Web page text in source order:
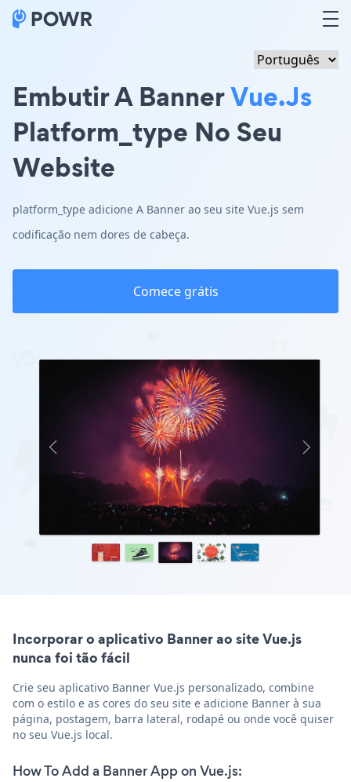
Embutir A BannerVue.js
Platform_type No Seu
Website
platform_type adicione A Banner ao seu site Vue.js sem
codificação nem dores de cabeça.
Comece grátis
Incorporar o aplicativo Banner ao site Vue.js
nunca foi tão fácil
Crie seu aplicativo Banner Vue.js personalizado, combine
com o estilo e as cores do seu site e adicione Banner à sua
página, postagem, barra lateral, rodapé ou onde você quiser
no seu Vue.js local.
How To Add a Banner App on Vue.js: